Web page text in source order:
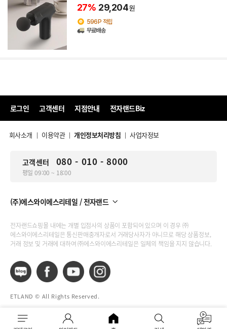
27% 29,204원
596P 적립
무료배송
로그인 고객센터 지점안내 전자랜드Biz
회사소개 | 이용약관 | 개인정보처리방침 | 사업자정보
고객센터 080 - 010 - 8000
평일 09:00 ~ 18:00
(주)에스와이에스리테일 / 전자랜드
전자랜드쇼핑몰 내에는 개별 입점사의 상품이 포함되어 있으며 이 경우 ㈜
에스와이에스리테일은 통신판매중개자로서 거래당사자가 아니므로 해당 상품정보,
거래 정보 및 거래에 대하여 ㈜에스와이에스리테일은 일체의 책임을 지지 않습니다.
ETLAND © All Rights Reserved.